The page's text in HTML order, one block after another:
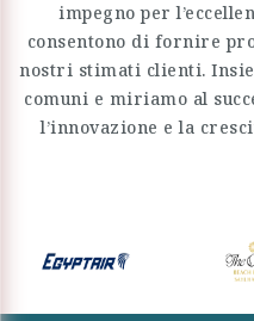
impegno per
consentono di fornire
nostri stimati clienti.
comuni e miriamo al
l’innovazione e la